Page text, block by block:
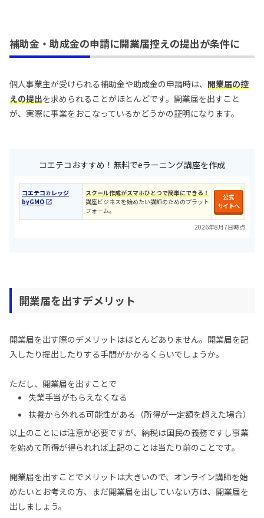
補助金・助成金の申請に開業届控えの提出が条件に
個人事業主が受けられる補助金や助成金の申請時は、 開業届の控
えの提出を求められることがほとんどです。開業届を出すこと
が、実際に事業をおこなっているかどうかの証明になります。
コエテコおすすめ！無料でeラーニング講座を作成
コエテコカレッジ
byGMO
スクール作成がスマホひとつで簡単にできる！
講座ビジネスを始めたい講師のためのプラット
フォーム。
公式
サイトへ
2026年8月7日時点
開業届を出すデメリット
開業届を出す際のデメリットはほとんどありません。開業届を記
入したり提出したりする手間がかかるくらいでしょうか。
ただし、開業届を出すことで
失業手当がもらえなくなる
扶養から外れる可能性がある（所得が一定額を超えた場合）
以上のことには注意が必要ですが、納税は国民の義務ですし事業
を始めて所得が得られれば上記のことは当たり前のことです。
開業届を出すことでメリットは大きいので、オンライン講師を始
めたいとお考えの方、まだ開業届を出していない方は、開業届を
出しましょう。